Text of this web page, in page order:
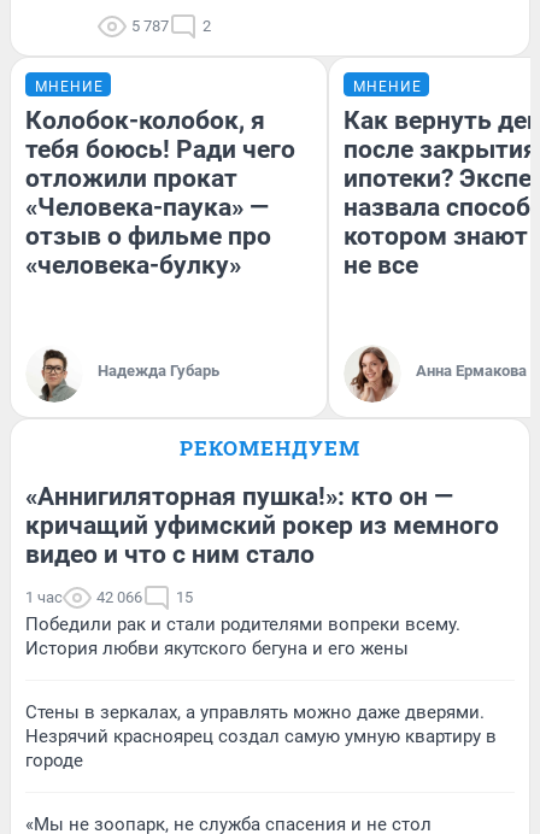
5 787 2
МНЕНИЕ
Колобок-колобок, я
тебя боюсь! Ради чего
отложили прокат
«Человека-паука» —
отзыв о фильме про
«человека-булку»
Надежда Губарь
МНЕНИЕ
Как вернуть
после закрытия
ипотеки?
назвала
котором знают
не все
Анна Ермакова
РЕКОМЕНДУЕМ
«Аннигиляторная пушка!»: кто он —
кричащий уфимский рокер из мемного
видео и что с ним стало
1 час 42 066 15
Победили рак и стали родителями вопреки всему.
История любви якутского бегуна и его жены
Стены в зеркалах, а управлять можно даже дверями.
Незрячий красноярец создал самую умную квартиру в
городе
«Мы не зоопарк, не служба спасения и не стол